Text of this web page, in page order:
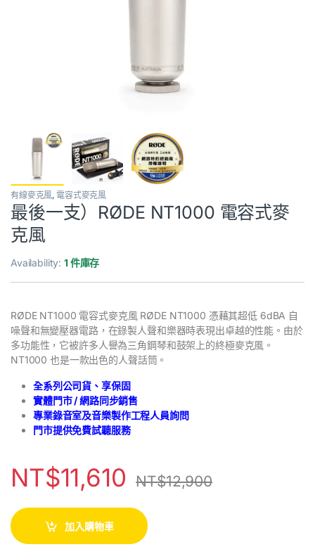
有線麥克風, 電容式麥克風
最後一支）RØDE NT1000 電容式麥
克風
Availability:1 件庫存
RØDE NT1000 電容式麥克風 RØDE NT1000 憑藉其超低 6dBA 自
噪聲和無變壓器電路，在錄製人聲和樂器時表現出卓越的性能。由於
多功能性，它被許多人譽為三角鋼琴和鼓架上的終極麥克風。
NT1000 也是一款出色的人聲話筒。
全系列公司貨、享保固
實體門市 / 網路同步銷售
專業錄音室及音樂製作工程人員詢問
門市提供免費試聽服務
NT$11,610 NT$12,900
加入購物車